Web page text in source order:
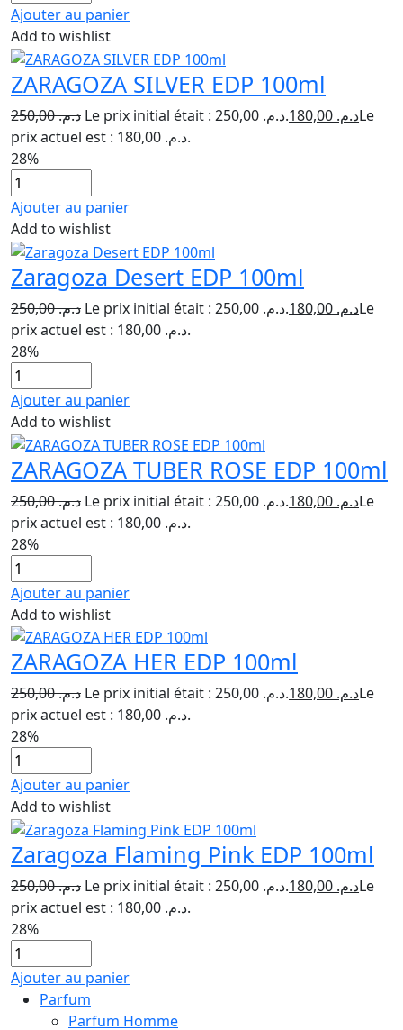
Ajouter au panier
Add to wishlist
ZARAGOZA SILVER EDP 100ml
د.م.250,00 Le prix initial était : د.م. 250,00. د.م.Le
prix actuel est : د.م. 180,00.
28%
Ajouter au panier
Add to wishlist
Zaragoza Desert EDP 100ml
د.م.250,00 Le prix initial était : د.م. 250,00. د.م.Le
prix actuel est : د.م. 180,00.
28%
Ajouter au panier
Add to wishlist
ZARAGOZA TUBER ROSE EDP 100ml
د.م.250,00 Le prix initial était : د.م. 250,00. د.م.Le
prix actuel est : د.م. 180,00.
28%
Ajouter au panier
Add to wishlist
ZARAGOZA HER EDP 100ml
د.م.250,00 Le prix initial était : د.م. 250,00. د.م.Le
prix actuel est : د.م. 180,00.
28%
Ajouter au panier
Add to wishlist
Zaragoza Flaming Pink EDP 100ml
د.م.250,00 Le prix initial était : د.م. 250,00. د.م.Le
prix actuel est : د.م. 180,00.
28%
Ajouter au panier
Parfum
Parfum Homme